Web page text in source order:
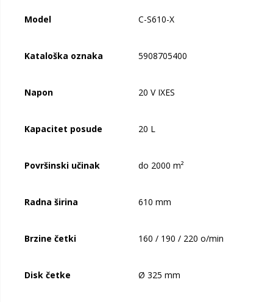
Model C-S610-X
Kataloška oznaka 5908705400
Napon 20 V IXES
Kapacitet posude 20 L
Površinski učinak do 2000 m²
Radna širina 610 mm
Brzine četki 160 / 190 / 220 o/min
Disk četke Ø 325 mm